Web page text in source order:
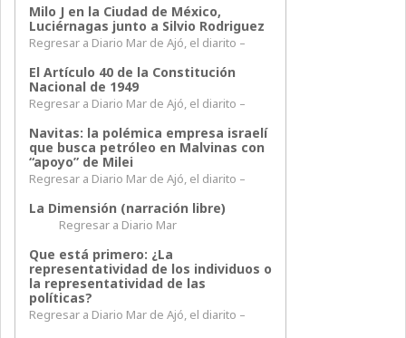
Milo J en la Ciudad de México,
Luciérnagas junto a Silvio Rodriguez
Regresar a Diario Mar de Ajó, el diarito –
El Artículo 40 de la Constitución
Nacional de 1949
Regresar a Diario Mar de Ajó, el diarito –
Navitas: la polémica empresa israelí
que busca petróleo en Malvinas con
“apoyo” de Milei
Regresar a Diario Mar de Ajó, el diarito –
La Dimensión (narración libre)
Regresar a Diario Mar
Que está primero: ¿La
representatividad de los individuos o
la representatividad de las
políticas?
Regresar a Diario Mar de Ajó, el diarito –